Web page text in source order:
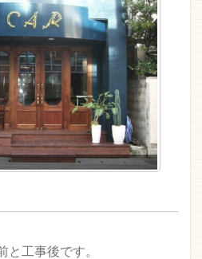
と工事後です。